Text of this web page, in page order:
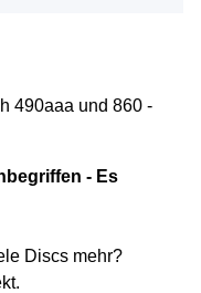
490aaa und 860 -
- Es
Discs mehr?